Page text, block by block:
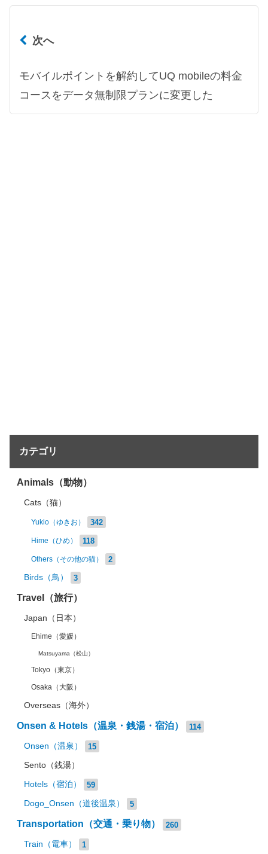
次へ
モバイルポイントを解約してUQ mobileの料金
コースをデータ無制限プランに変更した
カテゴリ
Animals（動物）
Cats（猫）
Yukio（ゆきお） 342
Hime（ひめ） 118
Others（その他の猫） 2
Birds（鳥） 3
Travel（旅行）
Japan（日本）
Ehime（愛媛）
Matsuyama（松山）
Tokyo（東京）
Osaka（大阪）
Overseas（海外）
Onsen & Hotels（温泉・銭湯・宿泊） 114
Onsen（温泉） 15
Sento（銭湯）
Hotels（宿泊） 59
Dogo_Onsen（道後温泉） 5
Transportation（交通・乗り物） 260
Train（電車） 1